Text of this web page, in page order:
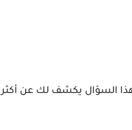
السؤال يكشف لك عن أكثر